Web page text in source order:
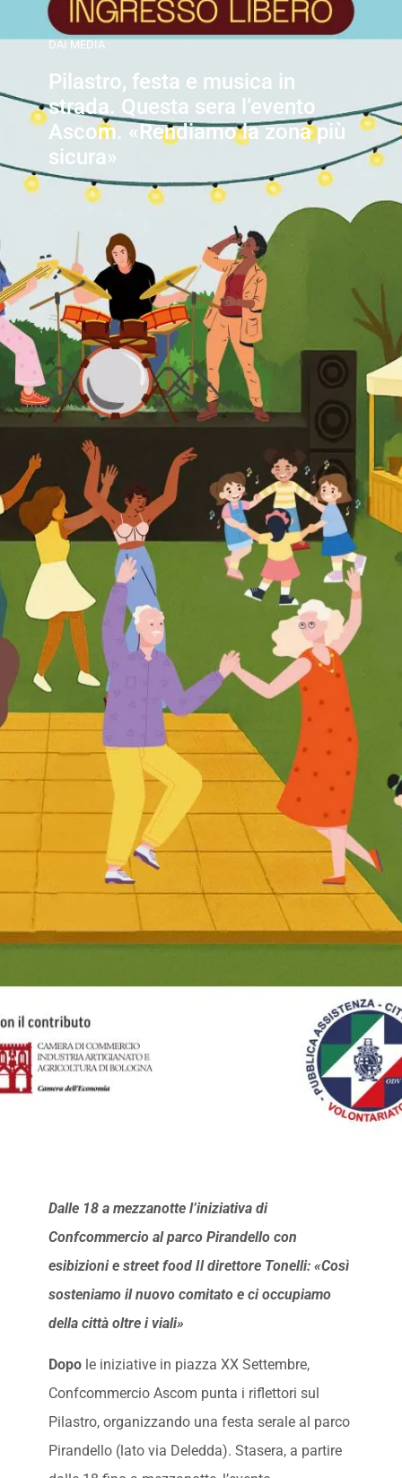
DAI MEDIA
Pilastro, festa e musica in
strada. Questa sera l’evento
Ascom. «Rendiamo la zona più
sicura»
Dalle 18 a mezzanotte l’iniziativa di
Confcommercio al parco Pirandello con
esibizioni e street food Il direttore Tonelli: «Così
sosteniamo il nuovo comitato e ci occupiamo
della città oltre i viali»
Dopo le iniziative in piazza XX Settembre,
Confcommercio Ascom punta i riflettori sul
Pilastro, organizzando una festa serale al parco
Pirandello (lato via Deledda). Stasera, a partire